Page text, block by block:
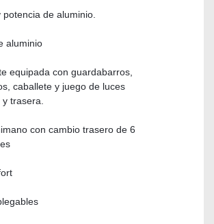
potencia de aluminio.
aluminio
equipada con guardabarros,
caballete y juego de luces
trasera.
con cambio trasero de 6